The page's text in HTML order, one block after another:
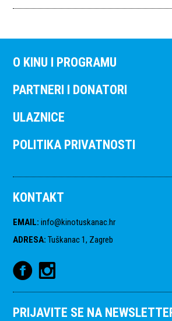
O KINU I PROGRAMU
PARTNERI I DONATORI
ULAZNICE
POLITIKA PRIVATNOSTI
KONTAKT
EMAIL: info@kinotuskanac.hr
ADRESA: Tuškanac 1, Zagreb
PRIJAVITE SE NA